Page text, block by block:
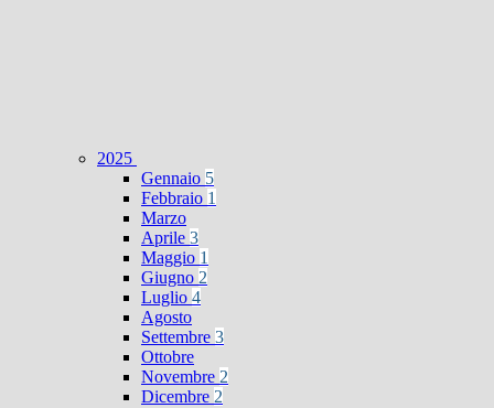
2025
Gennaio 5
Febbraio 1
Marzo
Aprile 3
Maggio 1
Giugno 2
Luglio 4
Agosto
Settembre 3
Ottobre
Novembre 2
Dicembre 2